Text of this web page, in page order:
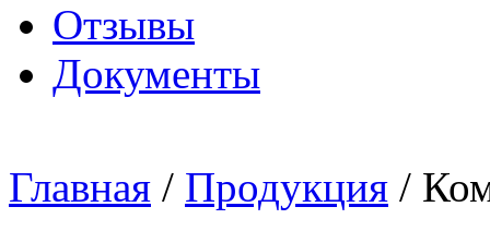
Отзывы
Документы
Главная / Продукция /